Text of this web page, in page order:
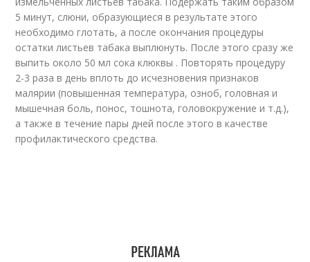
5 минут, слюни, образующиеся в результате этого
необходимо глотать, а после окончания процедуры
остатки листьев табака выплюнуть. После этого сразу же
выпить около 50 мл сока клюквы . Повторять процедуру
2-3 раза в день вплоть до исчезновения признаков
малярии (повышенная температура, озноб, головная и
мышечная боль, понос, тошнота, головокружение и т.д.),
а также в течение пары дней после этого в качестве
профилактического средства.